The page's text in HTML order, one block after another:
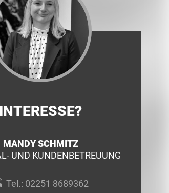
INTERESSE?
MANDY SCHMITZ
UND KUNDENBETREUUNG
Tel.: 02251 8689362